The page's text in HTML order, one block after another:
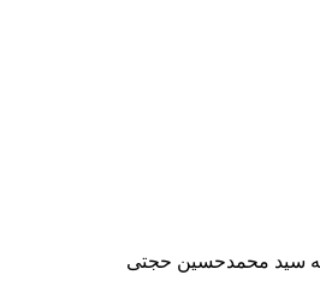
سید محمدحسین حجتی